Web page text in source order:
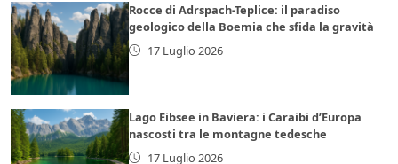
Rocce di Adrspach-Teplice: il paradiso
geologico della Boemia che sfida la gravità
17 Luglio 2026
Lago Eibsee in Baviera: i Caraibi d’Europa
nascosti tra le montagne tedesche
17 Luglio 2026